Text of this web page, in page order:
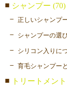
シャンプー (70)
正しいシャンプ
シャンプーの選
シリコン入りに
育毛シャンプー
トリートメン